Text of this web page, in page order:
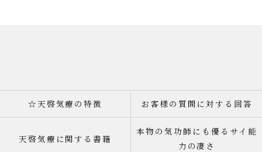
☆天啓気療の特徴 お客様の質問に対する回答
天啓気療に関する書籍
本物の気功師にも優るサイ能
力の凄さ